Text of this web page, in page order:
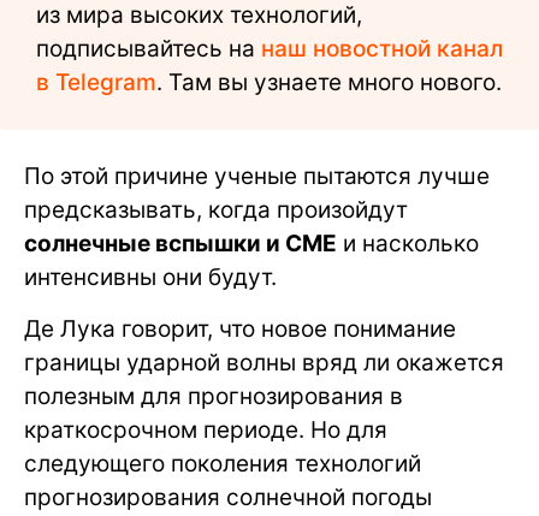
из мира высоких технологий,
подписывайтесь на наш новостной канал
в Telegram. Там вы узнаете много нового.
По этой причине ученые пытаются лучше
предсказывать, когда произойдут
солнечные вспышки и CME и насколько
интенсивны они будут.
Де Лука говорит, что новое понимание
границы ударной волны вряд ли окажется
полезным для прогнозирования в
краткосрочном периоде. Но для
следующего поколения технологий
прогнозирования солнечной погоды